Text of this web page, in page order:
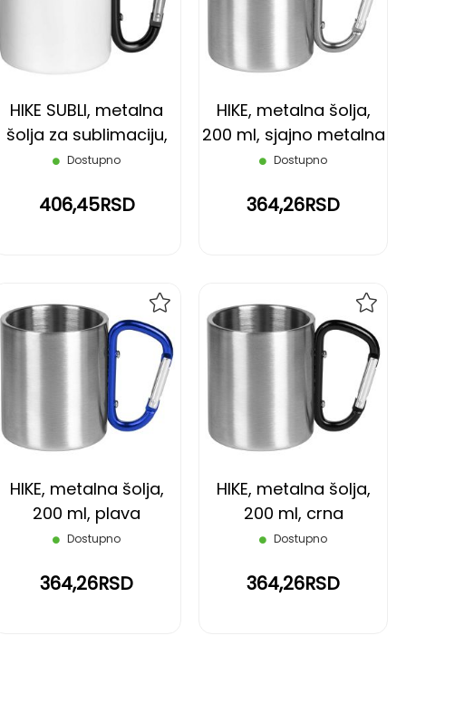
HIKE SUBLI, metalna
šolja za sublimaciju,
200 ml, crna
Dostupno
406,45RSD
LISTU
HIKE, metalna šolja,
200 ml, sjajno metalna
Dostupno
364,26RSD
LISTU
HIKE, metalna šolja,
200 ml, plava
Dostupno
364,26RSD
DODAJ
NA
LISTU
HIKE, metalna šolja,
200 ml, crna
Dostupno
364,26RSD
DODAJ
NA
LISTU